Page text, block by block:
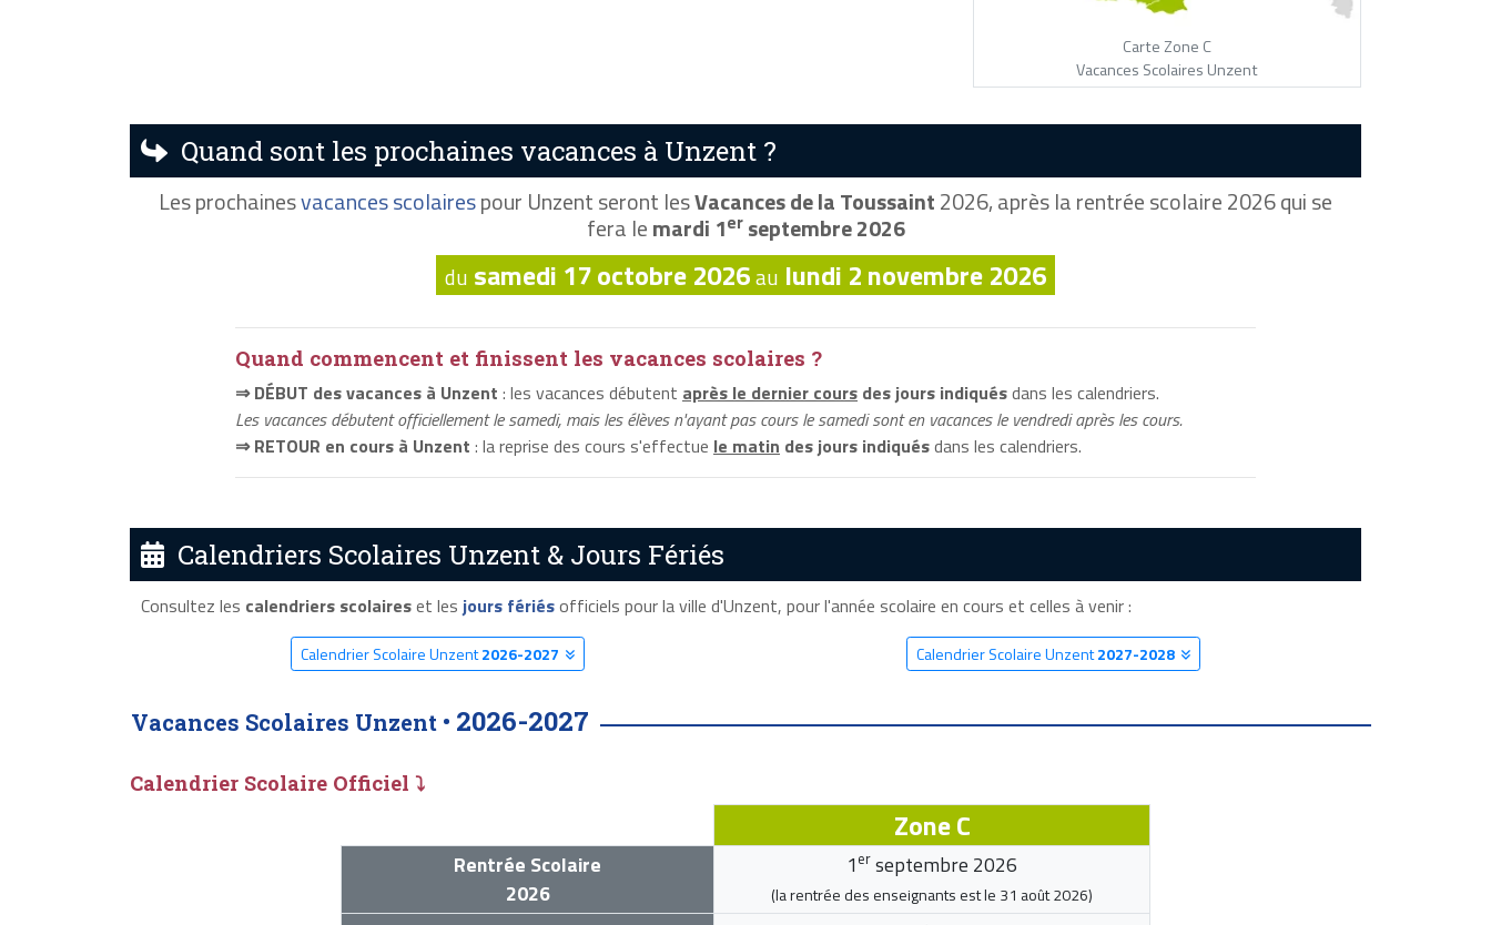
Carte Zone C
Vacances Scolaires Unzent
Quand sont les prochaines vacances à Unzent ?
Les prochainesvacances scolairespour Unzent seront lesVacances de la Toussaint2026, après la rentrée scolaire 2026 qui se
fera lemardi 1erseptembre 2026
du samedi 17 octobre 2026au lundi 2 novembre 2026
Quand commencent et finissent les vacances scolaires ?
⇒ DÉBUT des vacances à Unzent : les vacances débutent après le dernier cours des jours indiquésdans les calendriers.
Les vacances débutent officiellement le samedi, mais les élèves n'ayant pas cours le samedi sont en vacances le vendredi après les cours.
⇒ RETOUR en cours à Unzent : la reprise des cours s'effectue le matin des jours indiquésdans les calendriers.
Calendriers Scolaires Unzent & Jours Fériés
Consultez les calendriers scolaireset les jours fériésofficiels pour la ville d'Unzent, pour l'année scolaire en cours et celles à venir :
Calendrier Scolaire Unzent2026-2027 Calendrier Scolaire Unzent2027-2028
Vacances Scolaires Unzent • 2026-2027
Calendrier Scolaire Officiel ⤵
Zone C
Rentrée Scolaire
2026
1 er septembre 2026
(la rentrée des enseignants est le 31 août 2026)